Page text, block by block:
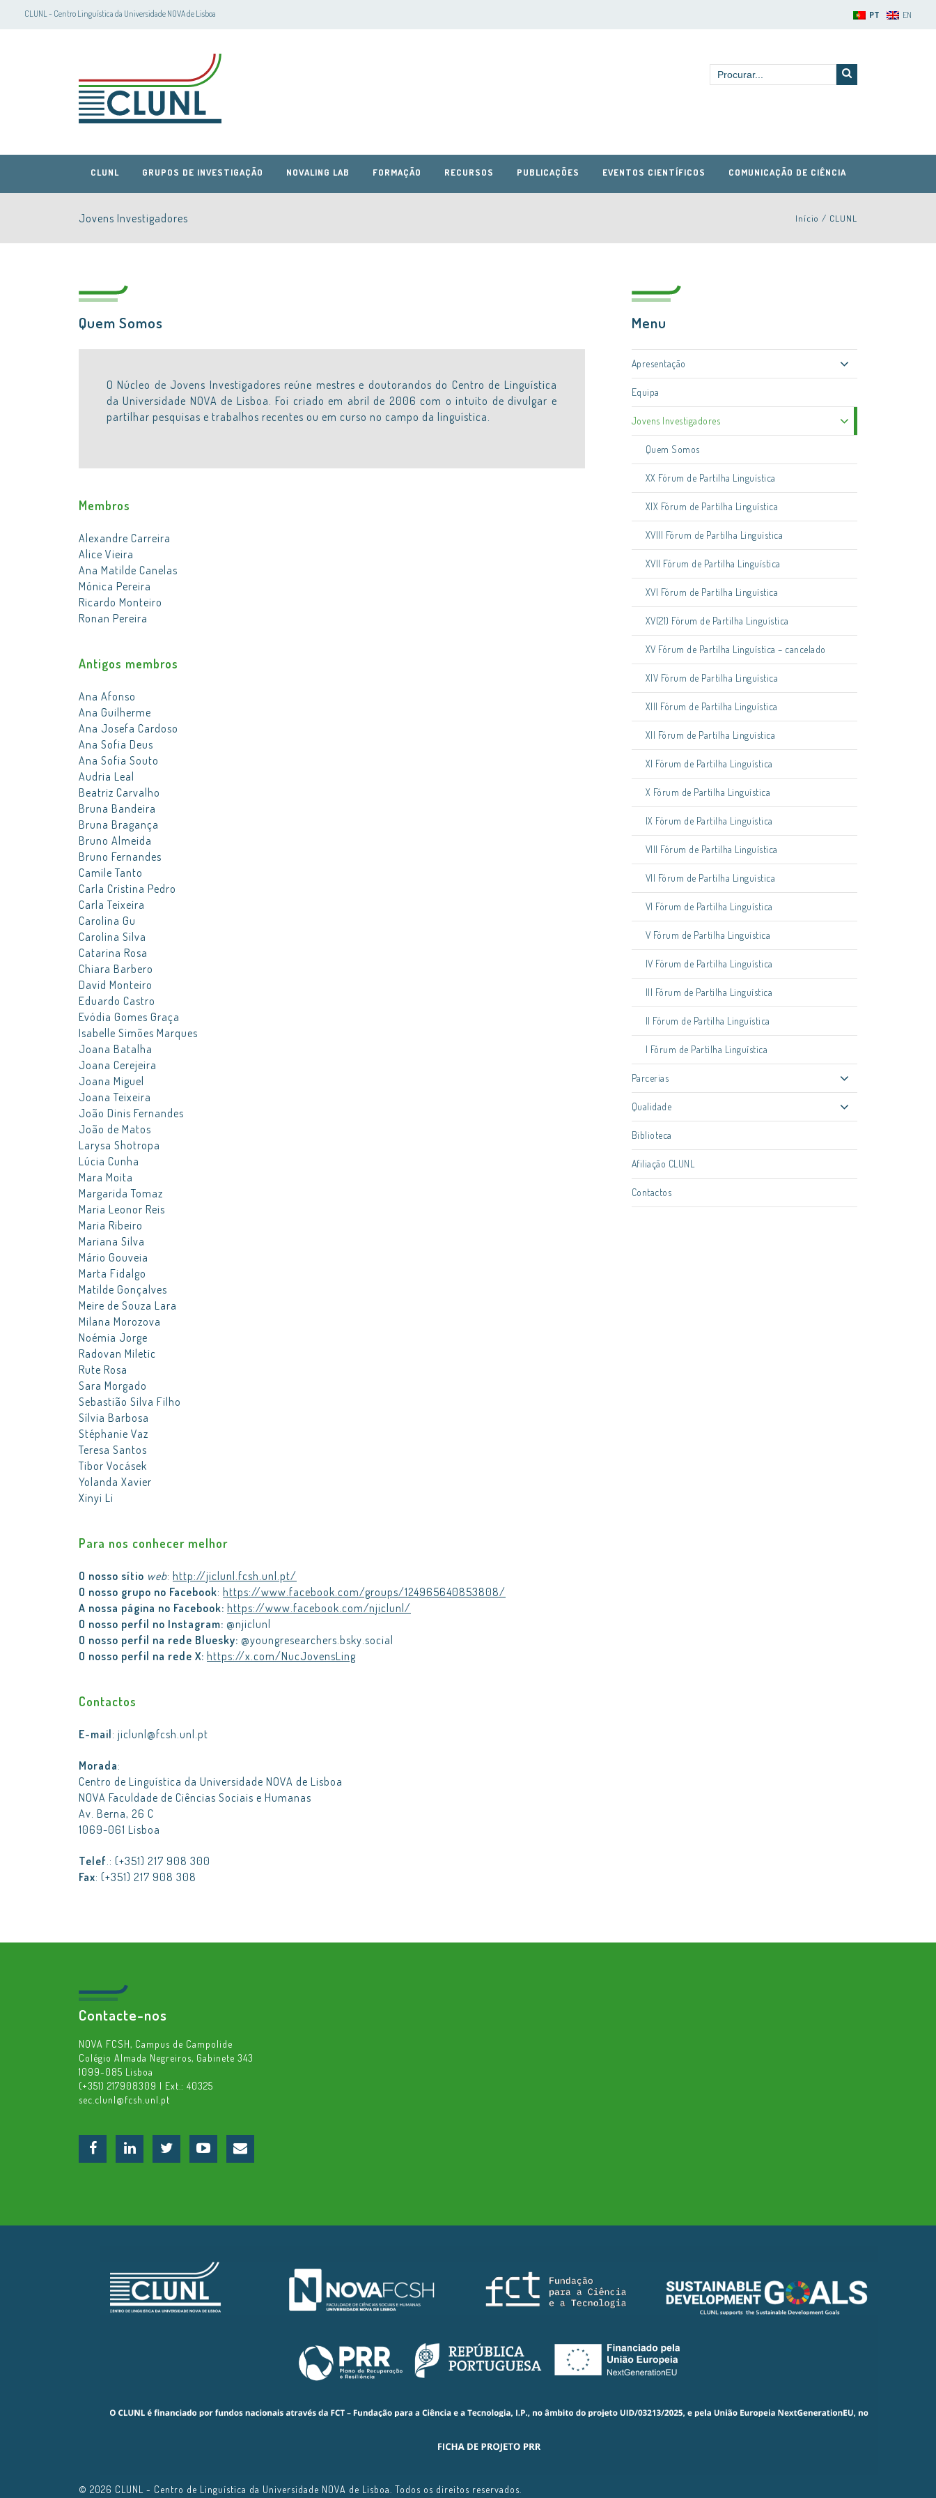
CLUNL - Centro Linguística da Universidade NOVA de Lisboa PT EN
CLUNL
CLUNL GRUPOS DE INVESTIGAÇÃO NOVALING LAB FORMAÇÃO RECURSOS PUBLICAÇÕES EVENTOS CIENTÍFICOS COMUNICAÇÃO DE CIÊNCIA
Jovens Investigadores Início / CLUNL
Quem Somos
O Núcleo de Jovens Investigadores reúne mestres e doutorandos do Centro de Linguística
da Universidade NOVA de Lisboa. Foi criado em abril de 2006 com o intuito de divulgar e
partilhar pesquisas e trabalhos recentes ou em curso no campo da linguística.
Membros
Alexandre Carreira
Alice Vieira
Ana Matilde Canelas
Mónica Pereira
Ricardo Monteiro
Ronan Pereira
Antigos membros
Ana Afonso
Ana Guilherme
Ana Josefa Cardoso
Ana Sofia Deus
Ana Sofia Souto
Audria Leal
Beatriz Carvalho
Bruna Bandeira
Bruna Bragança
Bruno Almeida
Bruno Fernandes
Camile Tanto
Carla Cristina Pedro
Carla Teixeira
Carolina Gu
Carolina Silva
Catarina Rosa
Chiara Barbero
David Monteiro
Eduardo Castro
Evódia Gomes Graça
Isabelle Simões Marques
Joana Batalha
Joana Cerejeira
Joana Miguel
Joana Teixeira
João Dinis Fernandes
João de Matos
Larysa Shotropa
Lúcia Cunha
Mara Moita
Margarida Tomaz
Maria Leonor Reis
Maria Ribeiro
Mariana Silva
Mário Gouveia
Marta Fidalgo
Matilde Gonçalves
Meire de Souza Lara
Milana Morozova
Noémia Jorge
Radovan Miletic
Rute Rosa
Sara Morgado
Sebastião Silva Filho
Sílvia Barbosa
Stéphanie Vaz
Teresa Santos
Tibor Vocásek
Yolanda Xavier
Xinyi Li
Para nos conhecer melhor
O nosso sítio web: http://jiclunl.fcsh.unl.pt/
O nosso grupo no Facebook: https://www.facebook.com/groups/124965640853808/
A nossa página no Facebook: https://www.facebook.com/njiclunl/
O nosso perfil no Instagram: @njiclunl
O nosso perfil na rede Bluesky: @youngresearchers.bsky.social
O nosso perfil na rede X: https://x.com/NucJovensLing
Contactos
E-mail: jiclunl@fcsh.unl.pt
Morada:
Centro de Linguística da Universidade NOVA de Lisboa
NOVA Faculdade de Ciências Sociais e Humanas
Av. Berna, 26 C
1069-061 Lisboa
Telef.: (+351) 217 908 300
Fax: (+351) 217 908 308
Menu
Apresentação
Equipa
Jovens Investigadores
Quem Somos
XX Fórum de Partilha Linguística
XIX Fórum de Partilha Linguística
XVIII Fórum de Partilha Linguística
XVII Fórum de Partilha Linguística
XVI Fórum de Partilha Linguística
XV(21) Fórum de Partilha Linguística
XV Fórum de Partilha Linguística – cancelado
XIV Fórum de Partilha Linguística
XIII Fórum de Partilha Linguística
XII Fórum de Partilha Linguística
XI Fórum de Partilha Linguística
X Fórum de Partilha Linguística
IX Fórum de Partilha Linguística
VIII Fórum de Partilha Linguística
VII Fórum de Partilha Linguística
VI Fórum de Partilha Linguística
V Fórum de Partilha Linguística
IV Fórum de Partilha Linguística
III Fórum de Partilha Linguística
II Fórum de Partilha Linguística
I Fórum de Partilha Linguística
Parcerias
Qualidade
Biblioteca
Afiliação CLUNL
Contactos
Contacte-nos
NOVA FCSH, Campus de Campolide
Colégio Almada Negreiros, Gabinete 343
1099-085 Lisboa
(+351) 217908309 | Ext.: 40325
sec.clunl@fcsh.unl.pt
© 2026 CLUNL - Centro de Linguística da Universidade NOVA de Lisboa. Todos os direitos reservados.